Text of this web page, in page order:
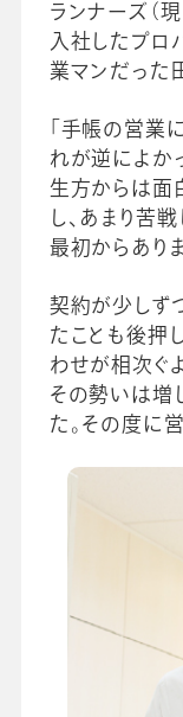
会社情報 グループ会社
ビジネスツール事業
ランナーズ（
入社したプロ
業マンだった
「手帳の営業
れが逆によか
生方からは面
し、あまり苦
最初からあり
契約が少しず
たことも後押
わせが相次ぐ
その勢いは増
た。その度に